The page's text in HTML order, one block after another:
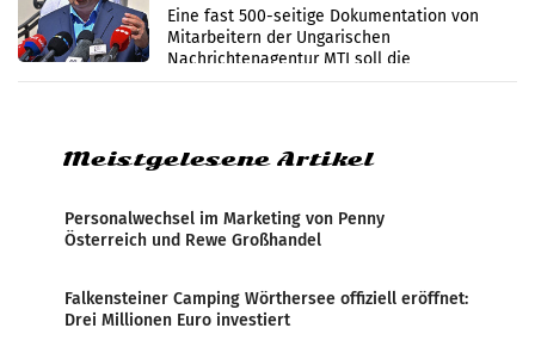
Zensur
Eine fast 500-seitige Dokumentation von
Mitarbeitern der Ungarischen
Nachrichtenagentur MTI soll die
systematische Nachrichten-Manipulation und
Meistgelesene Artikel
Personalwechsel im Marketing von Penny
Österreich und Rewe Großhandel
Falkensteiner Camping Wörthersee offiziell eröffnet:
Drei Millionen Euro investiert